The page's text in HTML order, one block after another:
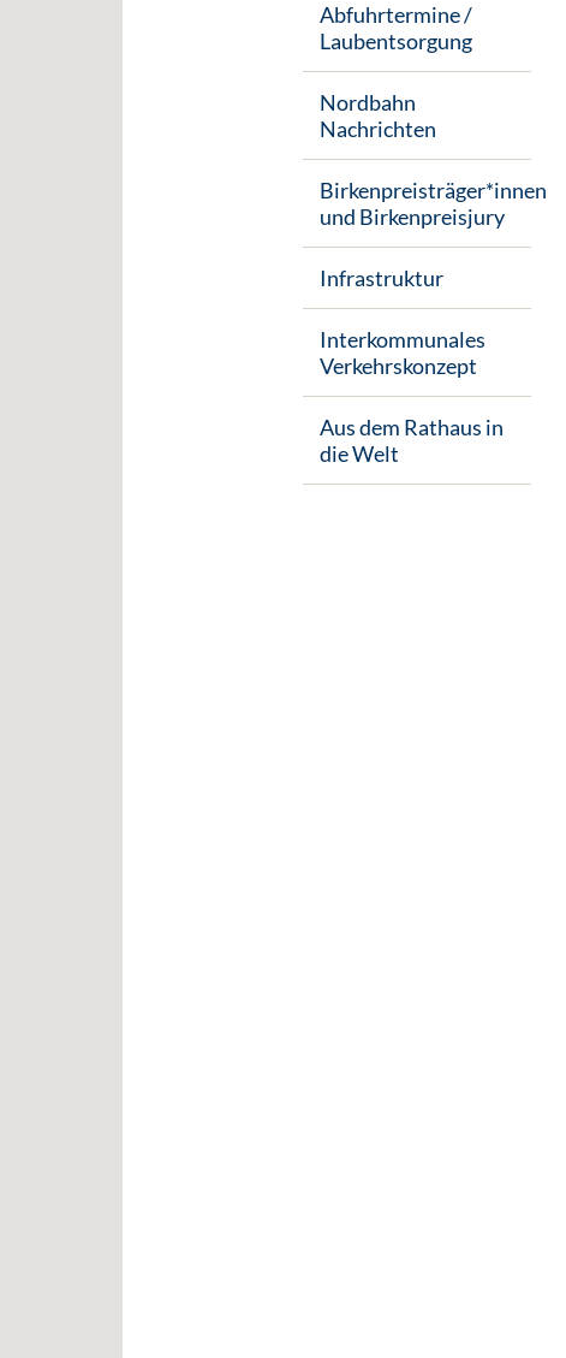
Abfuhrtermine /
Laubentsorgung
Nordbahn
Nachrichten
Birkenpreisträger*innen
und Birkenpreisjury
Infrastruktur
Interkommunales
Verkehrskonzept
Aus dem Rathaus in
die Welt